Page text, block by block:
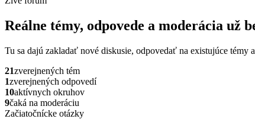
Reálne témy, odpovede a moderácia už
Tu sa dajú zakladať nové diskusie, odpovedať na existujúce
21zverejnených tém
1zverejnených odpovedí
10aktívnych okruhov
9čaká na moderáciu
Začiatočnícke otázky